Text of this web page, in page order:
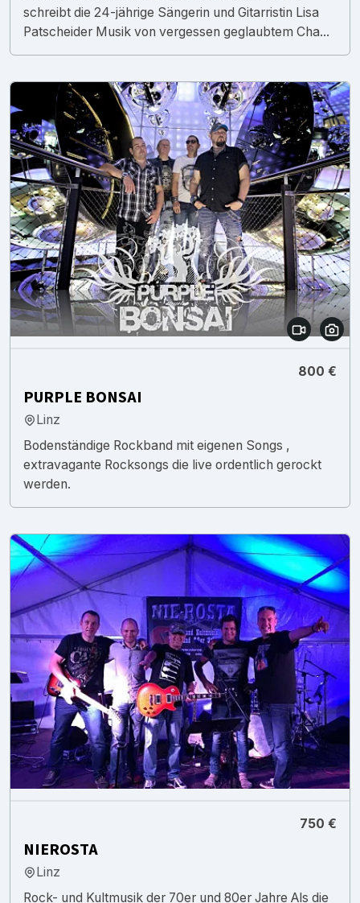
schreibt die 24-jährige Sängerin und Gitarristin Lisa
Patscheider Musik von vergessen geglaubtem Cha...
800 €
PURPLE BONSAI
Linz
Bodenständige Rockband mit eigenen Songs ,
extravagante Rocksongs die live ordentlich gerockt
werden.
750 €
NIEROSTA
Linz
Rock- und Kultmusik der 70er und 80er Jahre Als die